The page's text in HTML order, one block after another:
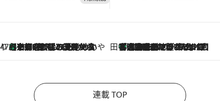
47都道府県の手みやげ ひんやりスイーツで夏を満喫
2026.8.7
【京都府】この夏絶対食べたい 冷やしておいしいおやつ3選 ひと口目から心を掴む新緑のテリーヌ 田中稲の勝手に再ブーム
2026.8.7
「湘南乃風に憧れて」観客大盛上がりの“タオル回し”に、ラッパー顔負けの高速歌唱まで…さだまさし（74）のアグレッシブすぎる現在地
連載 TOP